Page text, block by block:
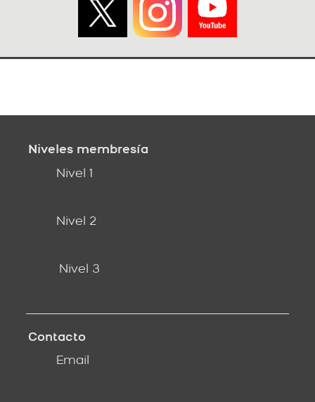
Niveles membresía
Nivel 1
Nivel 2
Nivel 3
Contacto
Email